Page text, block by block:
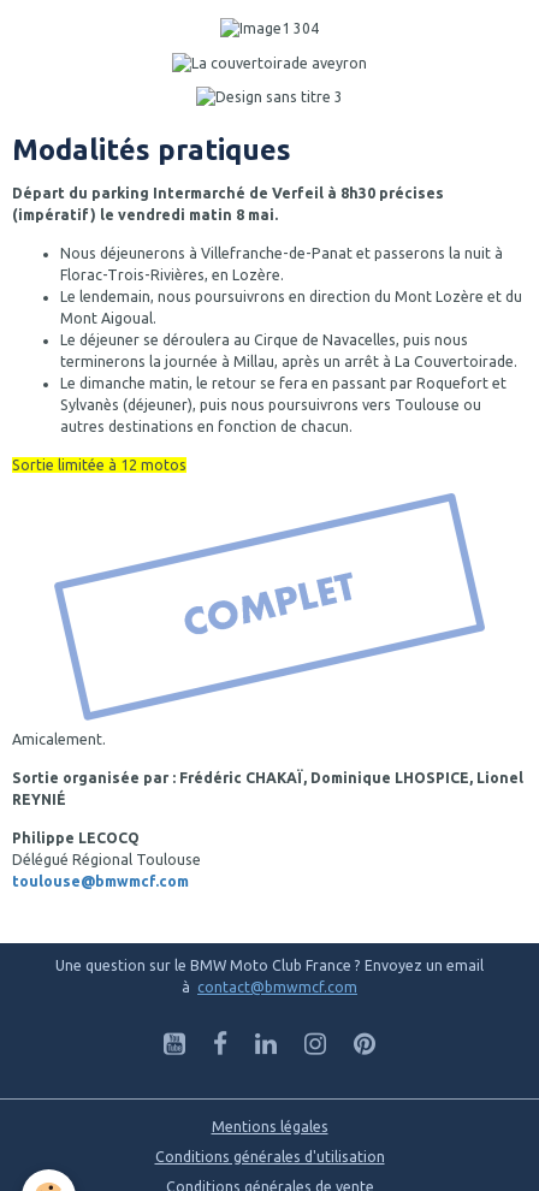
Modalités pratiques
Départ du parking Intermarché de Verfeil à 8h30 précises
(impératif) le vendredi matin 8 mai.
Nous déjeunerons à Villefranche-de-Panat et passerons la nuit à
Florac-Trois-Rivières, en Lozère.
Le lendemain, nous poursuivrons en direction du Mont Lozère et du
Mont Aigoual.
Le déjeuner se déroulera au Cirque de Navacelles, puis nous
terminerons la journée à Millau, après un arrêt à La Couvertoirade.
Le dimanche matin, le retour se fera en passant par Roquefort et
Sylvanès (déjeuner), puis nous poursuivrons vers Toulouse ou
autres destinations en fonction de chacun.
Sortie limitée à 12 motos
Amicalement.
Sortie organisée par : Frédéric CHAKAÏ, Dominique LHOSPICE, Lionel
REYNIÉ
Philippe LECOCQ
Délégué Régional Toulouse
toulouse@bmwmcf.com
Une question sur le BMW Moto Club France ? Envoyez un email
à contact@bmwmcf.com
Mentions légales
Conditions générales d'utilisation
Conditions générales de vente